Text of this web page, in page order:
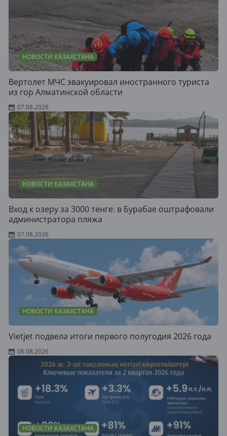
НОВОСТИ КАЗАХСТАНА
Вертолет МЧС эвакуировал иностранного туриста
из гор Алматинской области
07.08.2026
НОВОСТИ КАЗАХСТАНА
Вход к озеру за 3000 тенге: в Бурабае оштрафовали
администратора пляжа
07.08.2026
НОВОСТИ КАЗАХСТАНА
Vietjet подвела итоги первого полугодия 2026 года
06.08.2026
НОВОСТИ КАЗАХСТАНА